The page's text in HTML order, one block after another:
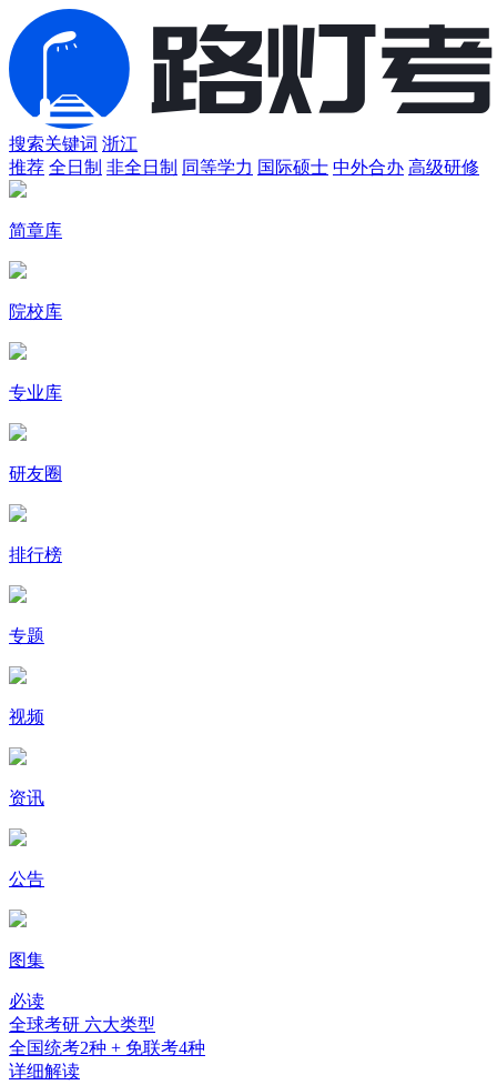
搜索关键词 浙江
推荐 全日制 非全日制 同等学力 国际硕士 中外合办 高级研修
简章库
院校库
专业库
研友圈
排行榜
专题
视频
资讯
公告
图集
必读
全球考研 六大类型
全国统考2种 + 免联考4种
详细解读